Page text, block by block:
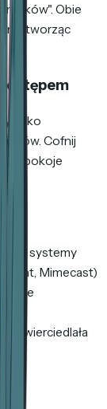
Obie
tworząc
tylko
linków. Cofnij
pokoje
systemy
Mimecast)